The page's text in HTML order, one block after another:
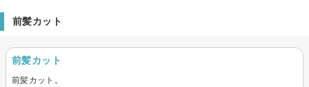
前髪カット
前髪カット
前髪カット。